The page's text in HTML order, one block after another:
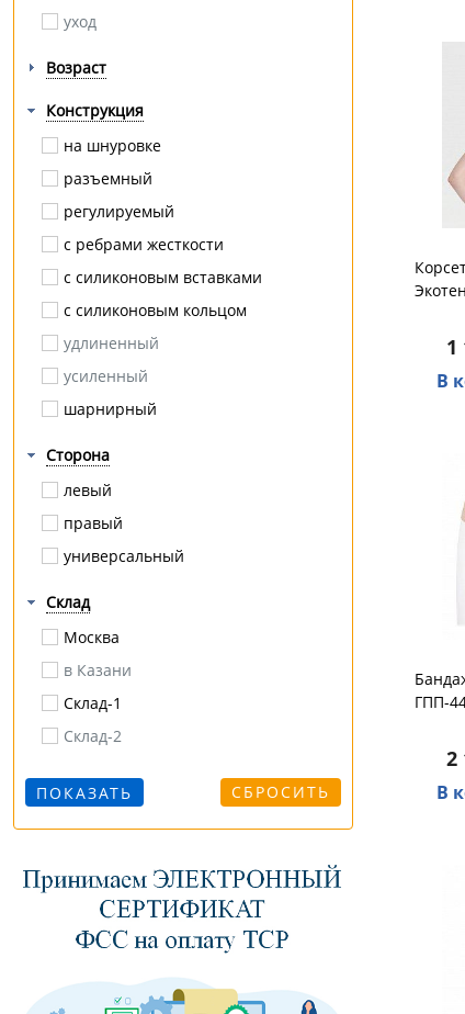
нестабильность
операция
опущение внутренних органов
остеопороз
остеохондроз
паралич
паховая грыжа
перелом
плоскостопие
плоскостопие поперечное
плоскостопие продольное
протрузия
радикулит
разрыв / растяжение
роды
сколиоз
смещения позвонков
сутулость
травмы
тромбоз
хронические заболевания вен
шпора
уход
Возраст
Конструкция
на шнуровке
разъемный
регулируемый
с ребрами жесткости
с силиконовым вставками
с силиконовым кольцом
удлиненный
усиленный
шарнирный
Сторона
левый
правый
универсальный
Склад
Москва
в Казани
Склад-1
Склад-2
СБРОСИТЬ
Экотен
1
В
ГПП-
2
В